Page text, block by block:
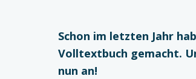
Schon im letzten Jahr
Volltextbuch gemacht.
nun an!